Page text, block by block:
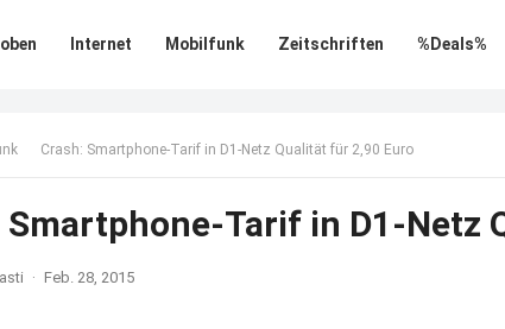
Internet Mobilfunk Zeitschriften %Deals%
Crash: Smartphone-Tarif in D1-Netz Qualität für 2,90 Euro
Smartphone-Tarif in D1-Netz
· Feb. 28, 2015